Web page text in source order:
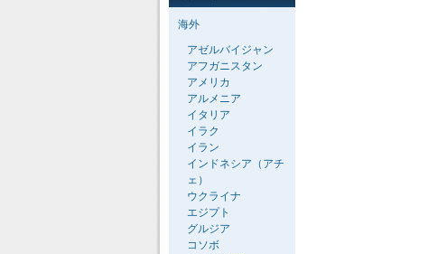
海外
アゼルバイジャン
アフガニスタン
アメリカ
アルメニア
イタリア
イラク
イラン
インドネシア（アチ
ェ）
ウクライナ
エジプト
グルジア
コソボ